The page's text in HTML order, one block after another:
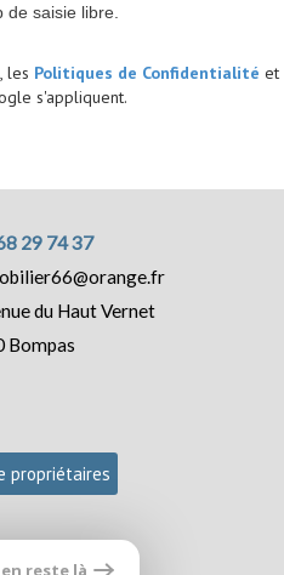
saisie libre.
les Politiques de Confidentialité et
s'appliquent.
29 74 37
du Haut Vernet
Bompas
propriétaires
reste là